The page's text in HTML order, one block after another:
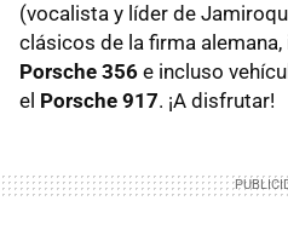
(vocalista y líder de
clásicos de la firma
Porsche 356 e incluso
el Porsche 917. ¡A disfrutar!